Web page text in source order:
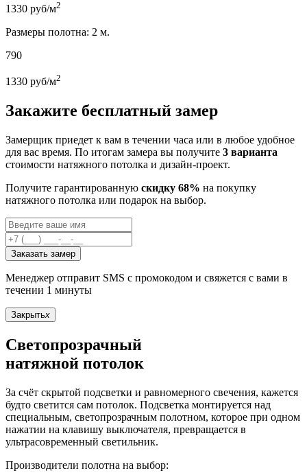
1330 руб/м2
Размеры полотна: 2 м.
790
1330 руб/м2
Закажите бесплатный замер
Замерщик приедет к вам в течении часа или в любое удобное
для вас время. По итогам замера вы получите 3 варианта
стоимости натяжного потолка и дизайн-проект.
Получите гарантированную скидку 68% на покупку
натяжного потолка или подарок на выбор.
Заказать замер
Менеджер отправит SMS с промокодом и свяжется с вами в
течении 1 минуты
Закрытьx
Светопрозрачный
натяжной потолок
За счёт скрытой подсветки и равномерного свечения, кажется
будто светится сам потолок. Подсветка монтируется над
специальным, светопрозрачным полотном, которое при одном
нажатии на клавишу выключателя, превращается в
ультрасовременный светильник.
Производители полотна на выбор: